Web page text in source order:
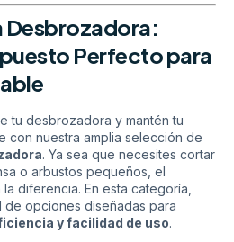
Desbrozadora:
Perfecto para
tu desbrozadora y mantén tu
con nuestra amplia selección de
. Ya sea que necesites cortar
o arbustos pequeños, el
diferencia. En esta categoría,
de opciones diseñadas para
y facilidad de uso.